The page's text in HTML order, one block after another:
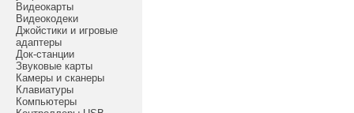
Видеокарты
Видеокодеки
Джойстики и игровые
адаптеры
Док-станции
Звуковые карты
Камеры и сканеры
Клавиатуры
Компьютеры